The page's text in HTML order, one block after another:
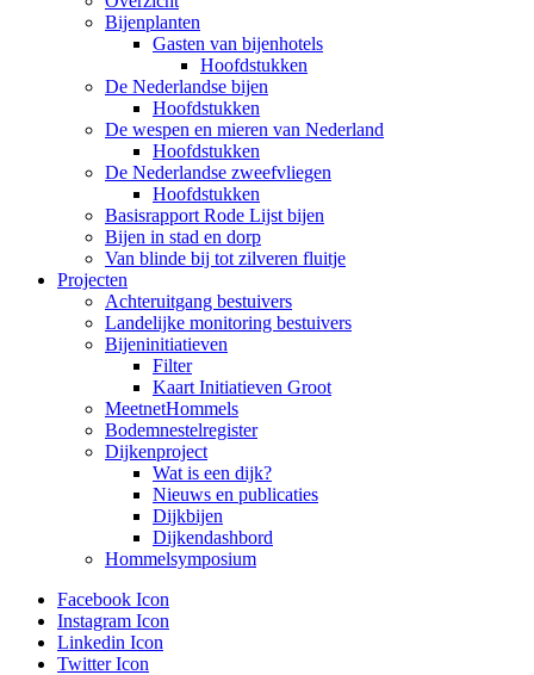
Bijenplanten
Gasten van bijenhotels
Hoofdstukken
De Nederlandse bijen
Hoofdstukken
De wespen en mieren van Nederland
Hoofdstukken
De Nederlandse zweefvliegen
Hoofdstukken
Basisrapport Rode Lijst bijen
Bijen in stad en dorp
Van blinde bij tot zilveren fluitje
Projecten
Achteruitgang bestuivers
Landelijke monitoring bestuivers
Bijeninitiatieven
Filter
Kaart Initiatieven Groot
MeetnetHommels
Bodemnestelregister
Dijkenproject
Wat is een dijk?
Nieuws en publicaties
Dijkbijen
Dijkendashbord
Hommelsymposium
Facebook Icon
Instagram Icon
Linkedin Icon
Twitter Icon